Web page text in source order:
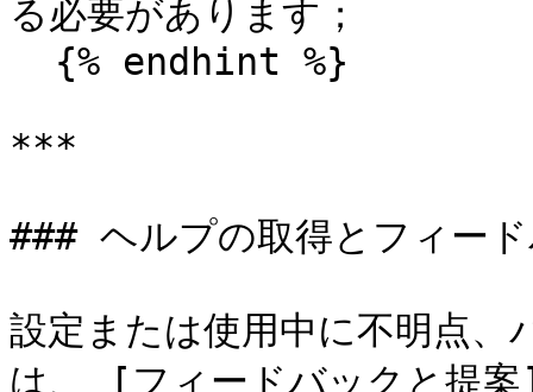
る必要があります；
***
### ヘルプの取得とフィー
設定または使用中に不明点、
は、 [フィードバックと